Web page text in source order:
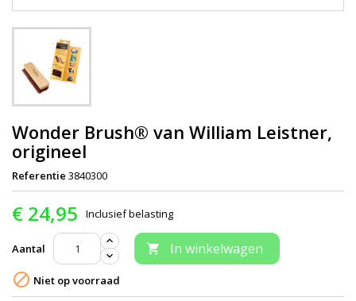
Wonder Brush® van William Leistner,
origineel
Referentie 3840300
€ 24,95 Inclusief belasting
Aantal  In winkelwagen
 Niet op voorraad